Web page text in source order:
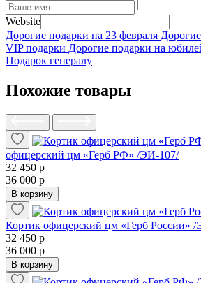
Website
Дорогие подарки на 23 февраля
VIP подарки Дорогие подарки на
Подарок генералу
Похожие товары
офицерский цм «Герб РФ» /ЭИ-107/
32 450 р
36 000 р
В корзину
Кортик офицерский цм «Герб России»
32 450 р
36 000 р
В корзину